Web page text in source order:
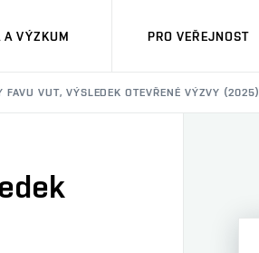
A VÝZKUM PRO VEŘEJNOST
FAVU VUT, VÝSLEDEK OTEVŘENÉ VÝZVY (2025)